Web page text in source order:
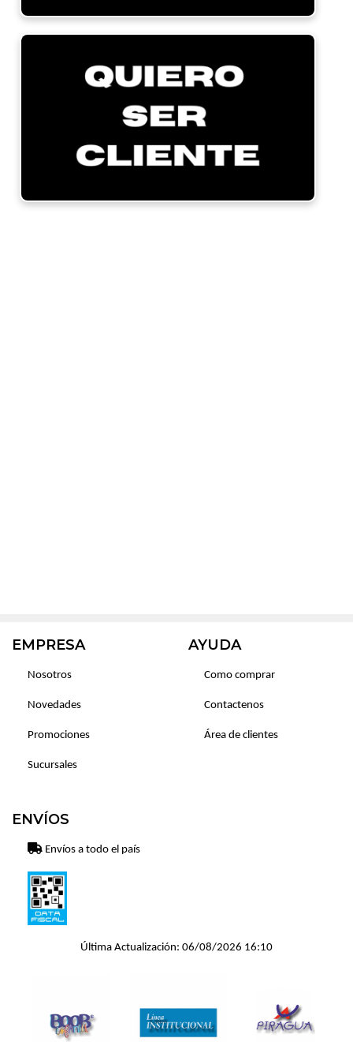
EMPRESA
Nosotros
Novedades
Promociones
Sucursales
AYUDA
Como comprar
Contactenos
Área de clientes
ENVÍOS
Envíos a todo el país
Última Actualización: 06/08/2026 16:10